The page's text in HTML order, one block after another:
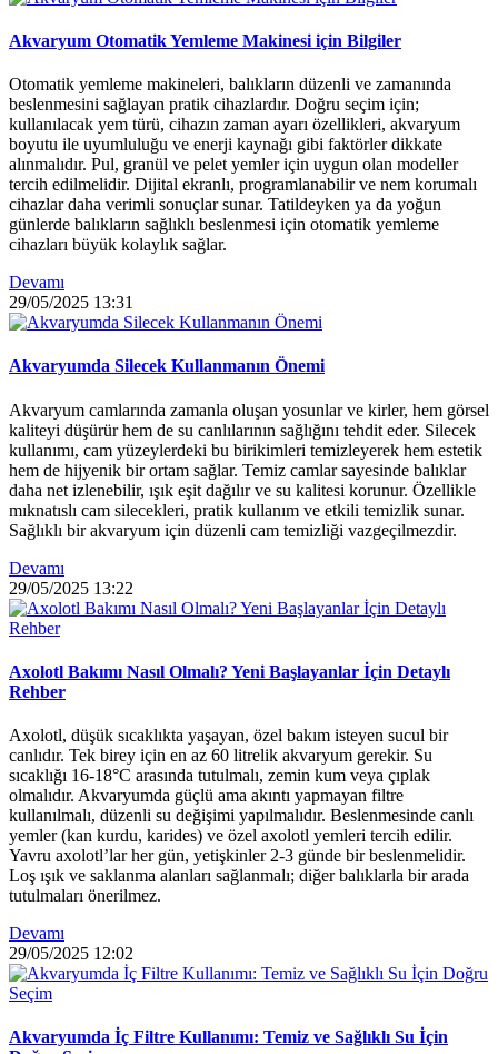
Akvaryum Otomatik Yemleme Makinesi için Bilgiler
Otomatik yemleme makineleri, balıkların düzenli ve zamanında
beslenmesini sağlayan pratik cihazlardır. Doğru seçim için;
kullanılacak yem türü, cihazın zaman ayarı özellikleri, akvaryum
boyutu ile uyumluluğu ve enerji kaynağı gibi faktörler dikkate
alınmalıdır. Pul, granül ve pelet yemler için uygun olan modeller
tercih edilmelidir. Dijital ekranlı, programlanabilir ve nem korumalı
cihazlar daha verimli sonuçlar sunar. Tatildeyken ya da yoğun
günlerde balıkların sağlıklı beslenmesi için otomatik yemleme
cihazları büyük kolaylık sağlar.
Devamı
29/05/2025 13:31
Akvaryumda Silecek Kullanmanın Önemi
Akvaryum camlarında zamanla oluşan yosunlar ve kirler, hem görsel
kaliteyi düşürür hem de su canlılarının sağlığını tehdit eder. Silecek
kullanımı, cam yüzeylerdeki bu birikimleri temizleyerek hem estetik
hem de hijyenik bir ortam sağlar. Temiz camlar sayesinde balıklar
daha net izlenebilir, ışık eşit dağılır ve su kalitesi korunur. Özellikle
mıknatıslı cam silecekleri, pratik kullanım ve etkili temizlik sunar.
Sağlıklı bir akvaryum için düzenli cam temizliği vazgeçilmezdir.
Devamı
29/05/2025 13:22
Axolotl Bakımı Nasıl Olmalı? Yeni Başlayanlar İçin Detaylı
Rehber
Axolotl, düşük sıcaklıkta yaşayan, özel bakım isteyen sucul bir
canlıdır. Tek birey için en az 60 litrelik akvaryum gerekir. Su
sıcaklığı 16-18°C arasında tutulmalı, zemin kum veya çıplak
olmalıdır. Akvaryumda güçlü ama akıntı yapmayan filtre
kullanılmalı, düzenli su değişimi yapılmalıdır. Beslenmesinde canlı
yemler (kan kurdu, karides) ve özel axolotl yemleri tercih edilir.
Yavru axolotl’lar her gün, yetişkinler 2-3 günde bir beslenmelidir.
Loş ışık ve saklanma alanları sağlanmalı; diğer balıklarla bir arada
tutulmaları önerilmez.
Devamı
29/05/2025 12:02
Akvaryumda İç Filtre Kullanımı: Temiz ve Sağlıklı Su İçin